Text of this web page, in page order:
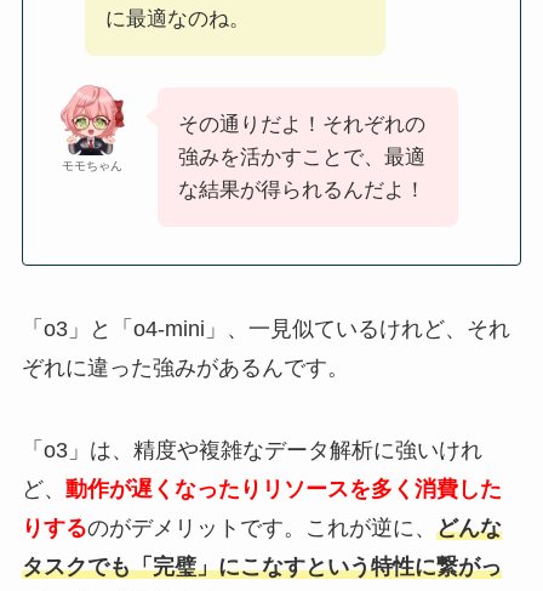
に最適なのね。
モモちゃん
その通りだよ！それぞれの
強みを活かすことで、最適
な結果が得られるんだよ！
「o3」と「o4-mini」、一見似ているけれど、それ
ぞれに違った強みがあるんです。
「o3」は、精度や複雑なデータ解析に強いけれ
ど、 動作が遅くなったりリソースを多く消費した
りするのがデメリットです。これが逆に、 どんな
タスクでも「完璧」にこなすという特性に繋がっ